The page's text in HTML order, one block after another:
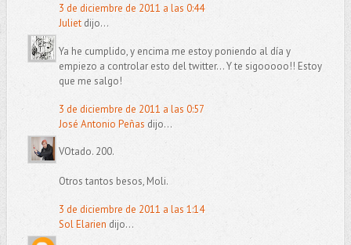
3 de diciembre de 2011 a las 0:44
Julietdijo...
Ya he cumplido, y encima me estoy poniendo al día y
empiezo a controlar esto del twitter... Y te sigooooo!! Estoy
que me salgo!
3 de diciembre de 2011 a las 0:57
José Antonio Peñas dijo...
VOtado. 200.
Otros tantos besos, Moli.
3 de diciembre de 2011 a las 1:14
Sol Elarien dijo...